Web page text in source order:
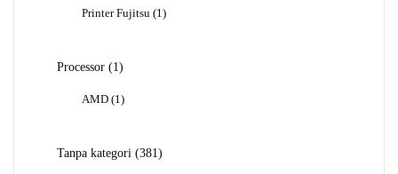
Printer Fujitsu
1 1
Processor 11
AMD 1 1
Tanpa kategori 381381